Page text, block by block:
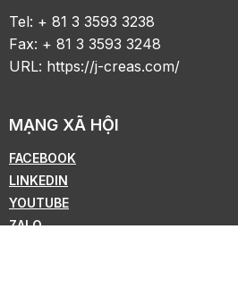
Tel: + 81 3 3593 3238
Fax: + 81 3 3593 3248
URL: https://j-creas.com/
MẠNG XÃ HỘI
FACEBOOK
LINKEDIN
YOUTUBE
ZALO